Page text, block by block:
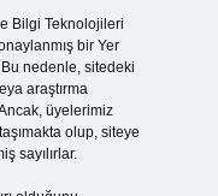
Bilgi Teknolojileri
bir Yer
nedenle, sitedeki
araştırma
üyelerimiz
olup, siteye
sayılırlar.